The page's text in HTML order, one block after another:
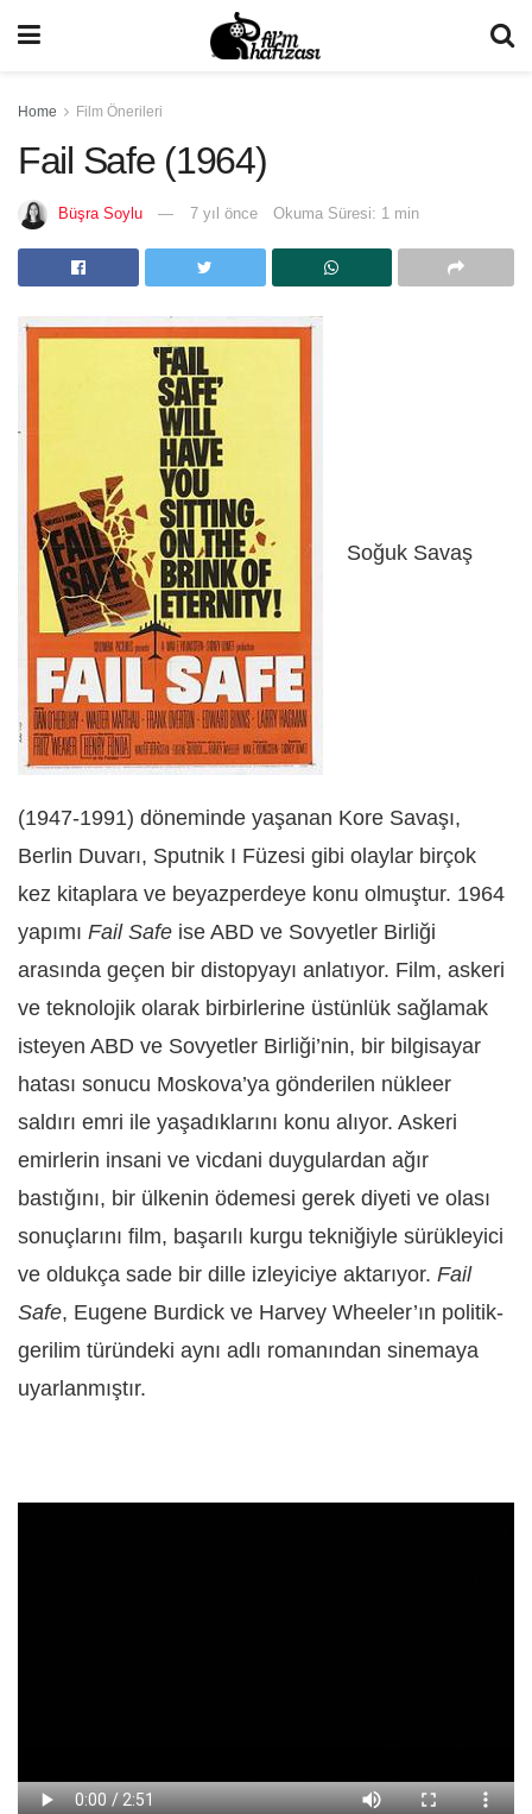
Home Film Önerileri
Fail Safe (1964)
Büşra Soylu 7 yıl önce Okuma Süresi: 1 min
Soğuk Savaş
(1947-1991) döneminde yaşanan Kore Savaşı,
Berlin Duvarı, Sputnik I Füzesi gibi olaylar birçok
kez kitaplara ve beyazperdeye konu olmuştur. 1964
yapımı Fail Safe ise ABD ve Sovyetler Birliği
arasında geçen bir distopyayı anlatıyor. Film, askeri
ve teknolojik olarak birbirlerine üstünlük sağlamak
isteyen ABD ve Sovyetler Birliği’nin, bir bilgisayar
hatası sonucu Moskova’ya gönderilen nükleer
saldırı emri ile yaşadıklarını konu alıyor. Askeri
emirlerin insani ve vicdani duygulardan ağır
bastığını, bir ülkenin ödemesi gerek diyeti ve olası
sonuçlarını film, başarılı kurgu tekniğiyle sürükleyici
ve oldukça sade bir dille izleyiciye aktarıyor. Fail
Safe, Eugene Burdick ve Harvey Wheeler’ın politik-
gerilim türündeki aynı adlı romanından sinemaya
uyarlanmıştır.